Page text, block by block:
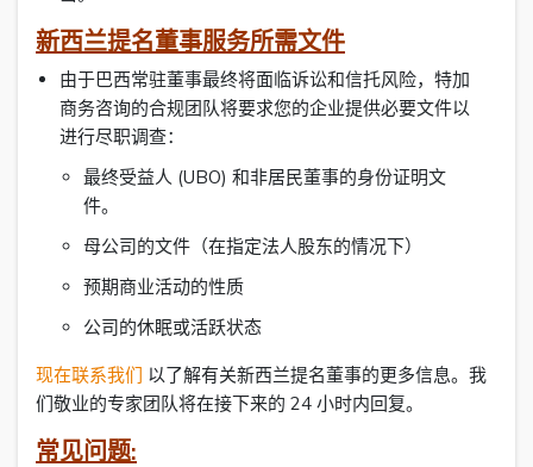
新西兰提名董事服务所需文件
由于巴西常驻董事最终将面临诉讼和信托风险，特加
商务咨询的合规团队将要求您的企业提供必要文件以
进行尽职调查：
最终受益人 (UBO) 和非居民董事的身份证明文
件。
母公司的文件（在指定法人股东的情况下）
预期商业活动的性质
公司的休眠或活跃状态
现在联系我们 以了解有关新西兰提名董事的更多信息。我
们敬业的专家团队将在接下来的 24 小时内回复。
常见问题: